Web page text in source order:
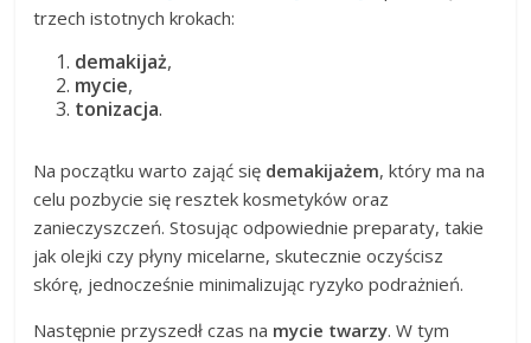
trzech istotnych krokach:
demakijaż,
mycie,
tonizacja.
Na początku warto zająć się demakijażem, który ma na
celu pozbycie się resztek kosmetyków oraz
zanieczyszczeń. Stosując odpowiednie preparaty, takie
jak olejki czy płyny micelarne, skutecznie oczyścisz
skórę, jednocześnie minimalizując ryzyko podrażnień.
Następnie przyszedł czas na mycie twarzy. W tym